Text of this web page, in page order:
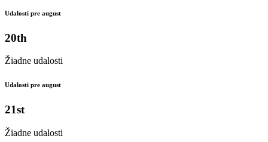
Udalosti pre august
20th
Žiadne udalosti
Udalosti pre august
21st
Žiadne udalosti